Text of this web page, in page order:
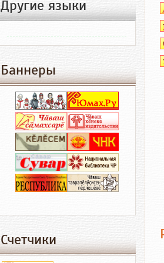
Другие языки
Баннеры
Счетчики